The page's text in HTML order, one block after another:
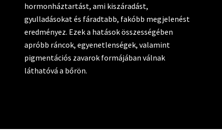
hormonháztartást, ami kiszáradást,
gyulladásokat és fáradtabb, fakóbb megjelenést
eredményez. Ezek a hatások összességében
apróbb ráncok, egyenetlenségek, valamint
pigmentációs zavarok formájában válnak
láthatóvá a bőrön.